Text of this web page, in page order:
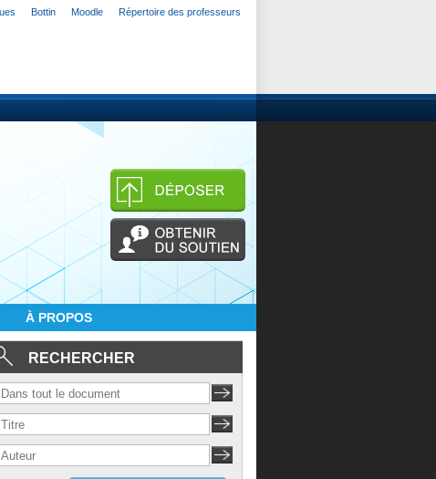
Bottin Moodle Répertoire des professeurs
À PROPOS
RECHERCHER